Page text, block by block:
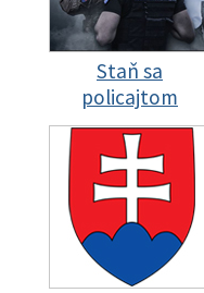
Staň sa
policajtom